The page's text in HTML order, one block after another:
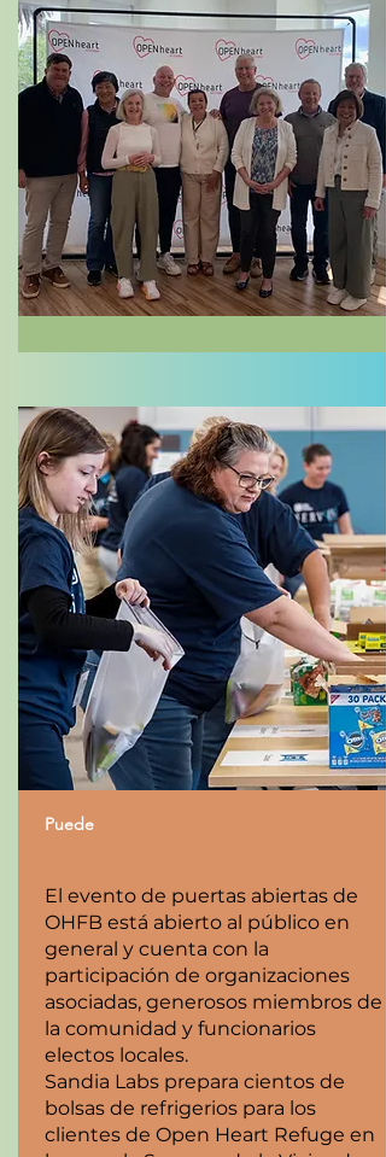
Puede
El evento de puertas abiertas de
OHFB está abierto al público en
general y cuenta con la
participación de organizaciones
asociadas, generosos miembros de
la comunidad y funcionarios
electos locales.
Sandia Labs prepara cientos de
bolsas de refrigerios para los
clientes de Open Heart Refuge en